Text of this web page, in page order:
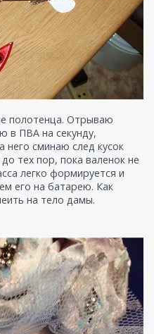
полотенца. Отрываю
в ПВА на секунду,
сминаю след кусок
тех пор, пока валенок не
легко формируется и
его на батарею. Как
на тело дамы.